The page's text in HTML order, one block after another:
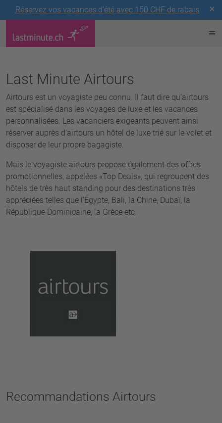
Réservez vos vacances d'été avec 150 CHF de rabais
Last Minute Airtours
Airtours est un voyagiste peu connu. Il faut dire qu’airtours
est spécialisé dans les voyages de luxe et les vacances
personnalisées. Les vacanciers exigeants peuvent ainsi
réserver auprès d’airtours un hôtel de luxe trié sur le volet et
disposer de leur propre bagagiste.
Mais le voyagiste airtours propose également des offres
promotionnelles, appelées «Top Deals», qui regroupent des
hôtels de très haut standing pour des destinations très
appréciées telles que l’Égypte, Bali, la Chine, Dubaï, la
République Dominicaine, la Grèce etc.
Recommandations Airtours